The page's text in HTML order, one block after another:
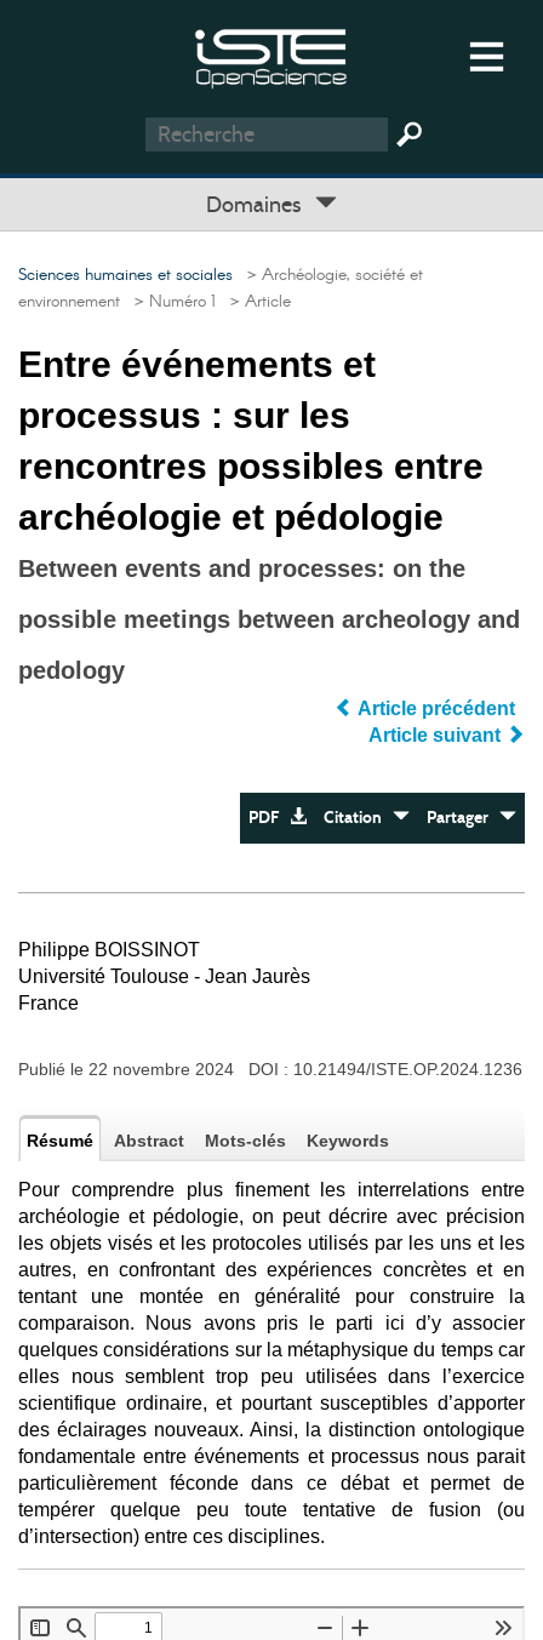
Domaines
Sciences humaines et sociales > Archéologie, société et
environnement > Numéro 1 > Article
Entre événements et
processus : sur les
rencontres possibles entre
archéologie et pédologie
Between events and processes: on the
possible meetings between archeology and
pedology
Article précédent
Article suivant
PDF Citation Partager
Philippe BOISSINOT
Université Toulouse - Jean Jaurès
France
Publié le 22 novembre 2024 DOI : 10.21494/ISTE.OP.2024.1236
Résumé Abstract Mots-clés Keywords
Pour comprendre plus finement les interrelations entre
archéologie et pédologie, on peut décrire avec précision
les objets visés et les protocoles utilisés par les uns et les
autres, en confrontant des expériences concrètes et en
tentant une montée en généralité pour construire la
comparaison. Nous avons pris le parti ici d’y associer
quelques considérations sur la métaphysique du temps car
elles nous semblent trop peu utilisées dans l’exercice
scientifique ordinaire, et pourtant susceptibles d’apporter
des éclairages nouveaux. Ainsi, la distinction ontologique
fondamentale entre événements et processus nous parait
particulièrement féconde dans ce débat et permet de
tempérer quelque peu toute tentative de fusion (ou
d’intersection) entre ces disciplines.